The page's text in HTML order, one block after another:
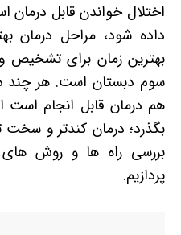
اختلال خواندن قابل درمان
داده شود، مراحل درمان
بهترین زمان برای تشخیص و
سوم دبستان است. هر چند
هم درمان قابل انجام است
بگذرد؛ درمان کند­تر و سخت­
بررسی راه ها و روش
پردازیم.